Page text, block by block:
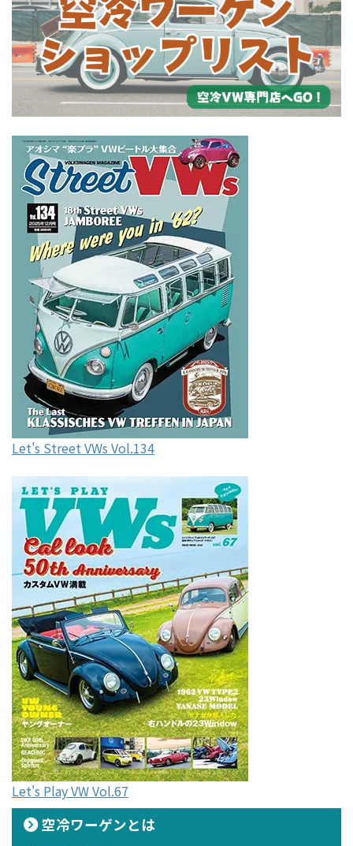
Let's Street VWs Vol.134
Let's Play VW Vol.67
空冷ワーゲンとは